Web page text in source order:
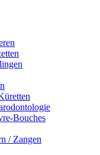
Bouches
/ Zangen